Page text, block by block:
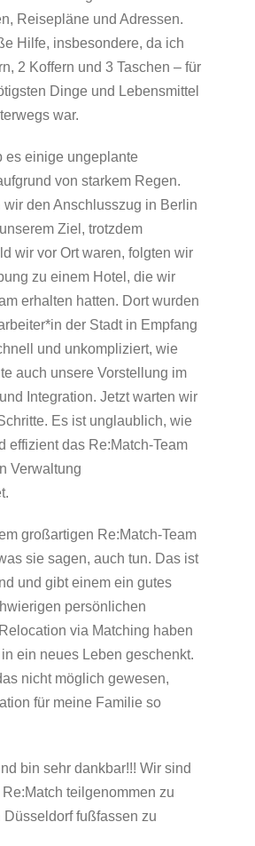
Reisepläne und Adressen.
Hilfe, insbesondere, da ich
2 Koffern und 3 Taschen – für
Dinge und Lebensmittel
war.
es einige ungeplante
von starkem Regen.
den Anschlusszug in Berlin
Ziel, trotzdem
wir vor Ort waren, folgten wir
zu einem Hotel, die wir
erhalten hatten. Dort wurden
der Stadt in Empfang
und unkompliziert, wie
auch unsere Vorstellung im
Integration. Jetzt warten wir
Es ist unglaublich, wie
effizient das Re:Match-Team
Verwaltung
großartigen Re:Match-Team
sie sagen, auch tun. Das ist
und gibt einem ein gutes
persönlichen
via Matching haben
ein neues Leben geschenkt.
nicht möglich gewesen,
für meine Familie so
bin sehr dankbar!!! Wir sind
teilgenommen zu
Düsseldorf fußfassen zu